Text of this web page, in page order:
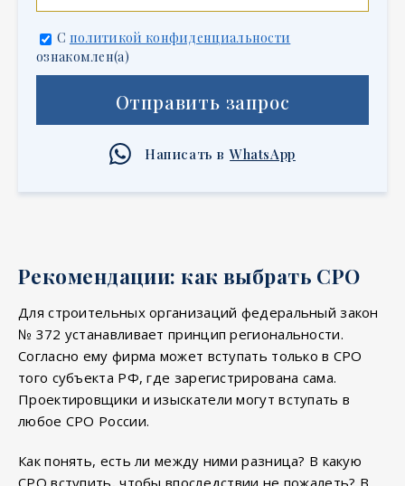
С политикой конфиденциальности
ознакомлен(а)
Отправить запрос
Написать в WhatsApp
Рекомендации: как выбрать СРО
Для строительных организаций федеральный закон
№ 372 устанавливает принцип региональности.
Согласно ему фирма может вступать только в СРО
того субъекта РФ, где зарегистрирована сама.
Проектировщики и изыскатели могут вступать в
любое СРО России.
Как понять, есть ли между ними разница? В какую
СРО вступить, чтобы впоследствии не пожалеть? В